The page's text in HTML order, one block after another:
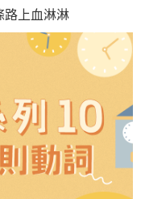
路上血淋淋